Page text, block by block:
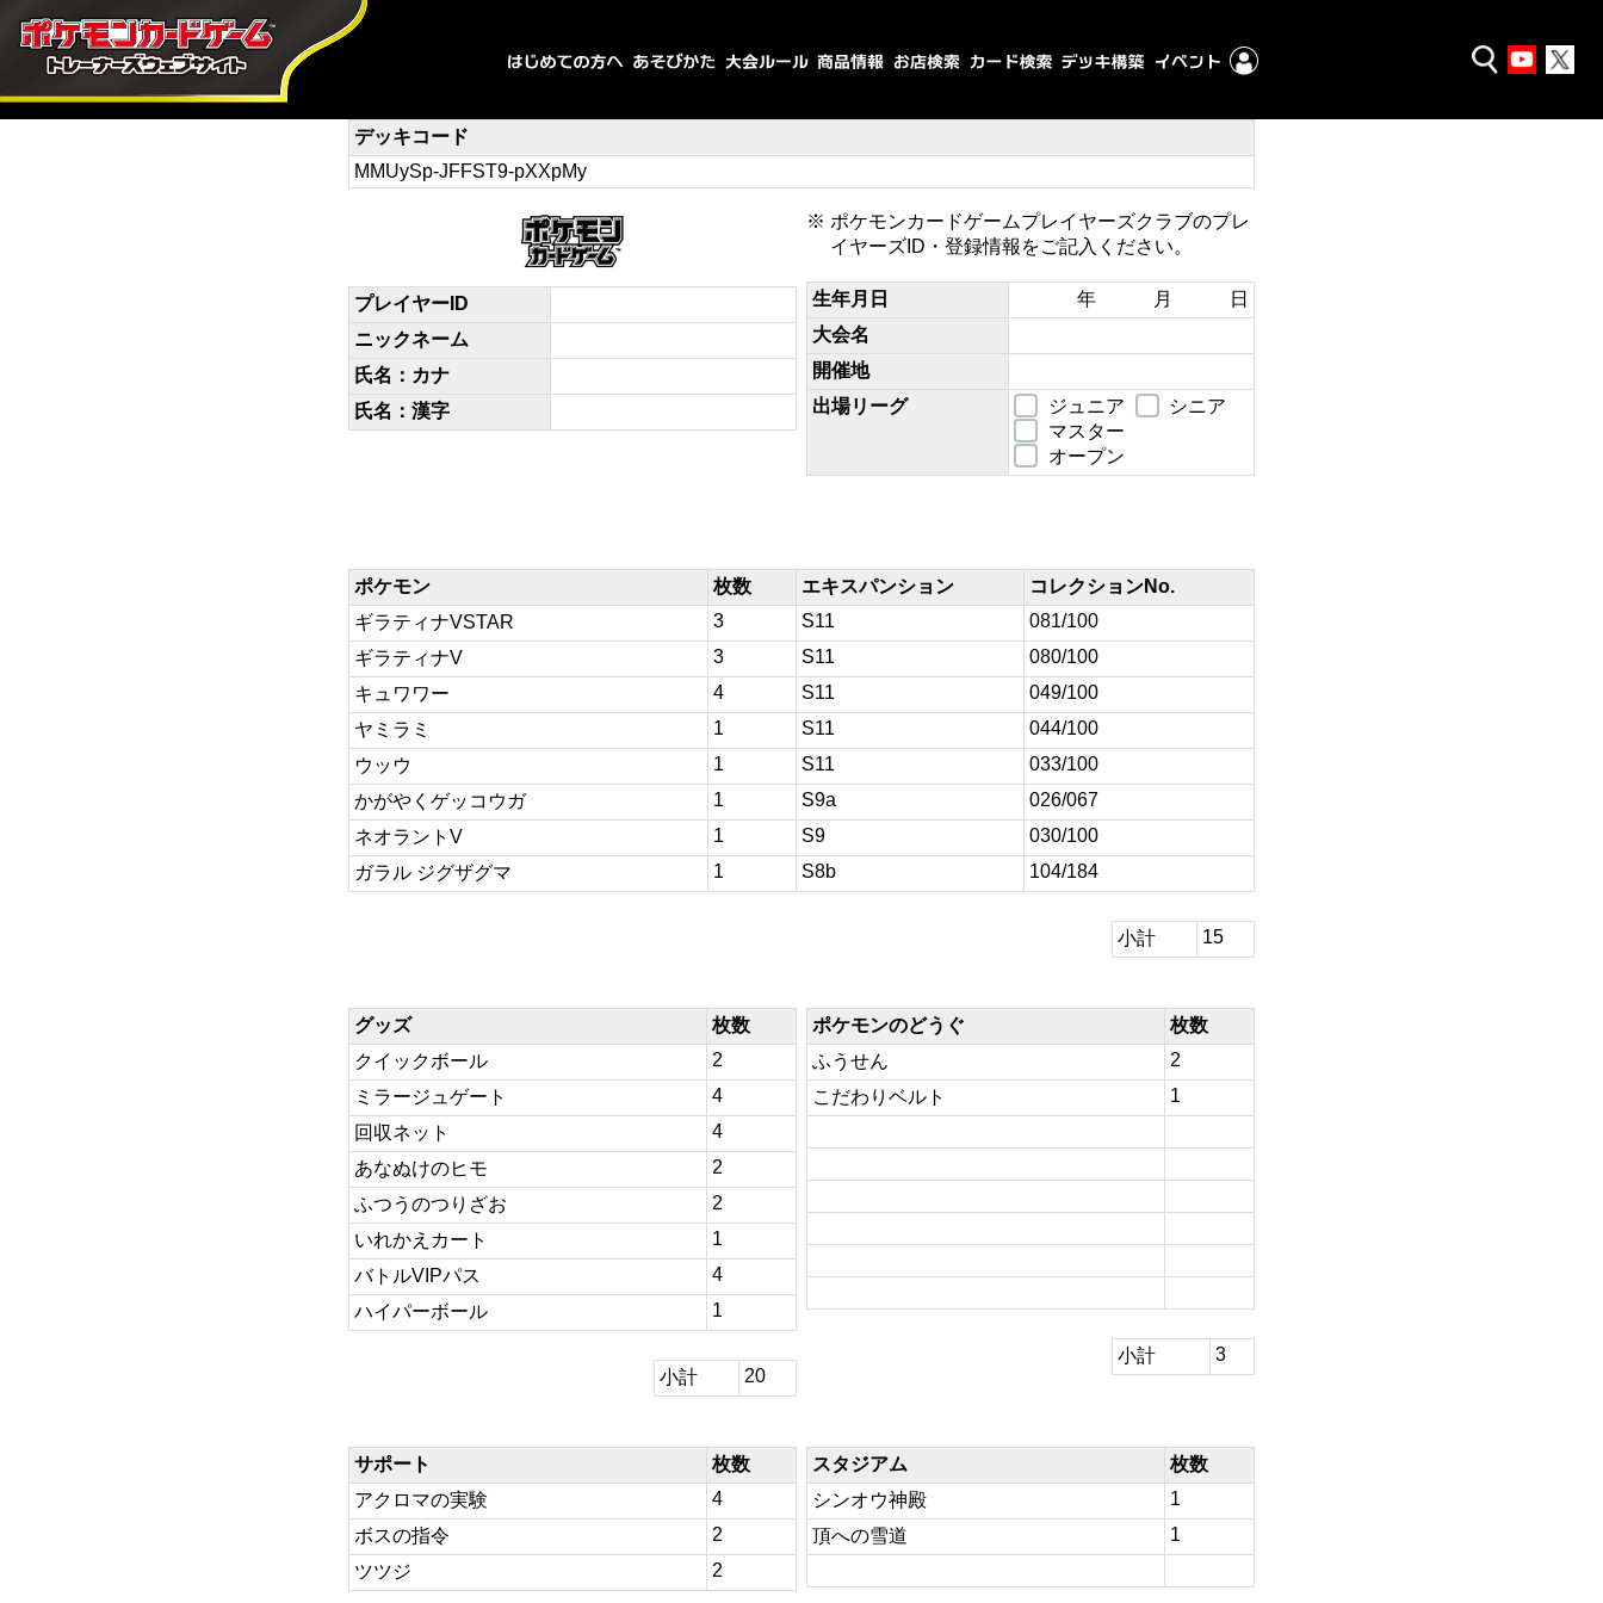
デッキコード
MMUySp-JFFST9-pXXpMy
プレイヤーID
ニックネーム
氏名：カナ
氏名：漢字
ポケモンカードゲームプレイヤーズクラブのプレ
イヤーズID・登録情報をご記入ください。
生年月日
年 月 日
大会名
開催地
出場リーグ
ジュニア
シニア
マスター
オープン
ポケモン 枚数 エキスパンション
コレクションNo.
ギラティナVSTAR
3 S11
081/100
ギラティナV
3 S11
080/100
キュワワー
4 S11
049/100
ヤミラミ
1 S11
044/100
ウッウ
1 S11
033/100
かがやくゲッコウガ
1 S9a
026/067
ネオラントV
1 S9
030/100
ガラル ジグザグマ
1 S8b 104/184
小計 15
グッズ
枚数
クイックボール
2
ミラージュゲート
4
回収ネット
4
あなぬけのヒモ
2
ふつうのつりざお
2
いれかえカート
1
バトルVIPパス
4
ハイパーボール
1
小計 20
ポケモンのどうぐ
枚数
ふうせん
2
こだわりベルト
1
小計 3
サポート
枚数
アクロマの実験
4
ボスの指令
2
ツツジ
2
スタジアム
枚数
シンオウ神殿
1
頂への雪道
1